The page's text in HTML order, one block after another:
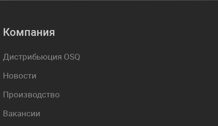
Компания
Дистрибьюция OSQ
Новости
Производство
Вакансии